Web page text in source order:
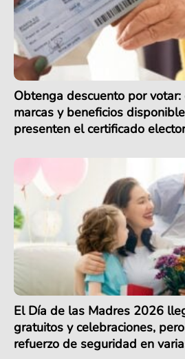
Obtenga descuento por
marcas y beneficios
presenten el certificado
El Día de las Madres 2026
gratuitos y celebraciones,
refuerzo de seguridad en